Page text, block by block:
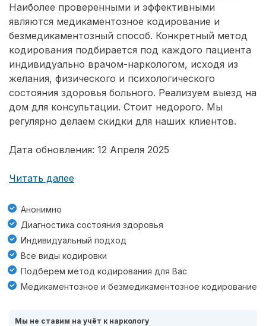
Наиболее проверенными и эффективными
являются медикаментозное кодирование и
безмедикаментозный способ. Конкретный метод
кодирования подбирается под каждого пациента
индивидуально врачом-наркологом, исходя из
желания, физического и психологического
состояния здоровья больного. Реализуем выезд на
дом для консультации. Стоит недорого. Мы
регулярно делаем скидки для наших клиентов.
Дата обновления: 12 Апреля 2025
Читать далее
Анонимно
Диагностика состояния здоровья
Индивидуальный подход
Все виды кодировки
Подберем метод кодирования для Вас
Медикаментозное и безмедикаментозное кодирование
Мы не ставим на учёт к наркологу